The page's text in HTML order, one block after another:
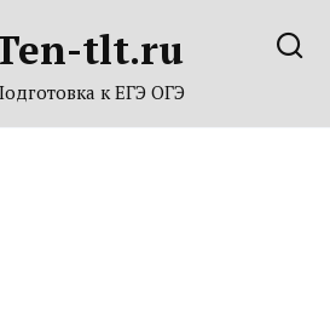
tlt.ru
к ЕГЭ ОГЭ